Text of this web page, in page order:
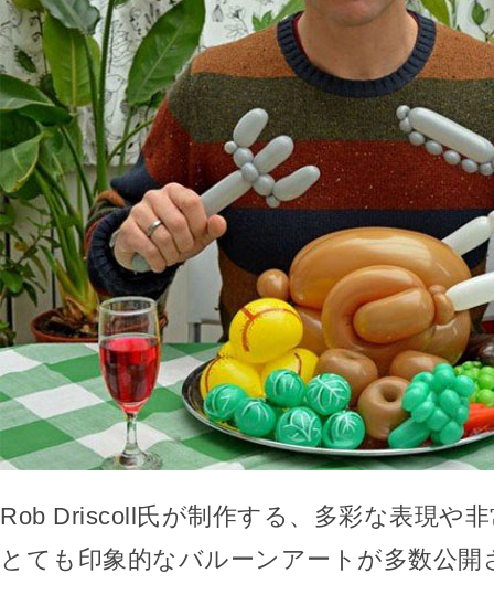
Rob Driscoll氏が制作する、多彩な表現や
とても印象的なバルーンアートが多数公